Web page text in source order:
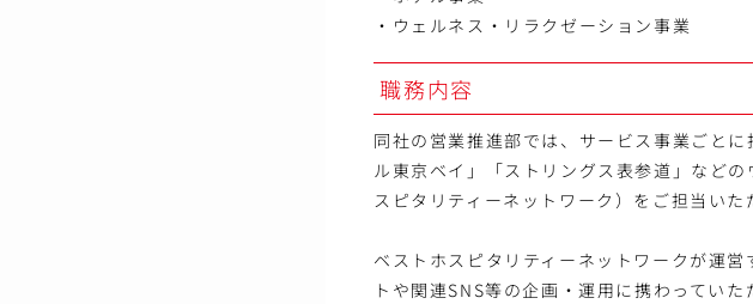
・ウェルネス・リラクゼーション事業
職務内容
同社の営業推進部では、サービス事業ごと
ル東京ベイ」「ストリングス表参道」など
スピタリティーネットワーク）をご担当いた
ベストホスピタリティーネットワークが運
トや関連SNS等の企画・運用に携わっていた